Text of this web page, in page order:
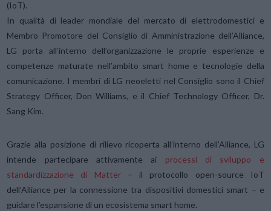
(IoT).
In qualità di leader mondiale del mercato di elettrodomestici e
Membro Promotore del Consiglio di Amministrazione dell’Alliance,
LG porta all’interno dell’organizzazione le proprie esperienze e
competenze maturate nell’ambito smart home e tecnologie della
comunicazione. I membri di LG neoeletti nel Consiglio sono il Chief
Strategy Officer, Don Williams, e il Chief Technology Officer, Dr.
Sang Kim.
Grazie alla posizione di rilievo ricoperta all’interno dell’Alliance, LG
intende partecipare attivamente ai processi di sviluppo e
standardizzazione di Matter– il protocollo open-source IoT
dell’Alliance per la connessione tra dispositivi domestici smart – e
guidare l’espansione di un ecosistema smart home.